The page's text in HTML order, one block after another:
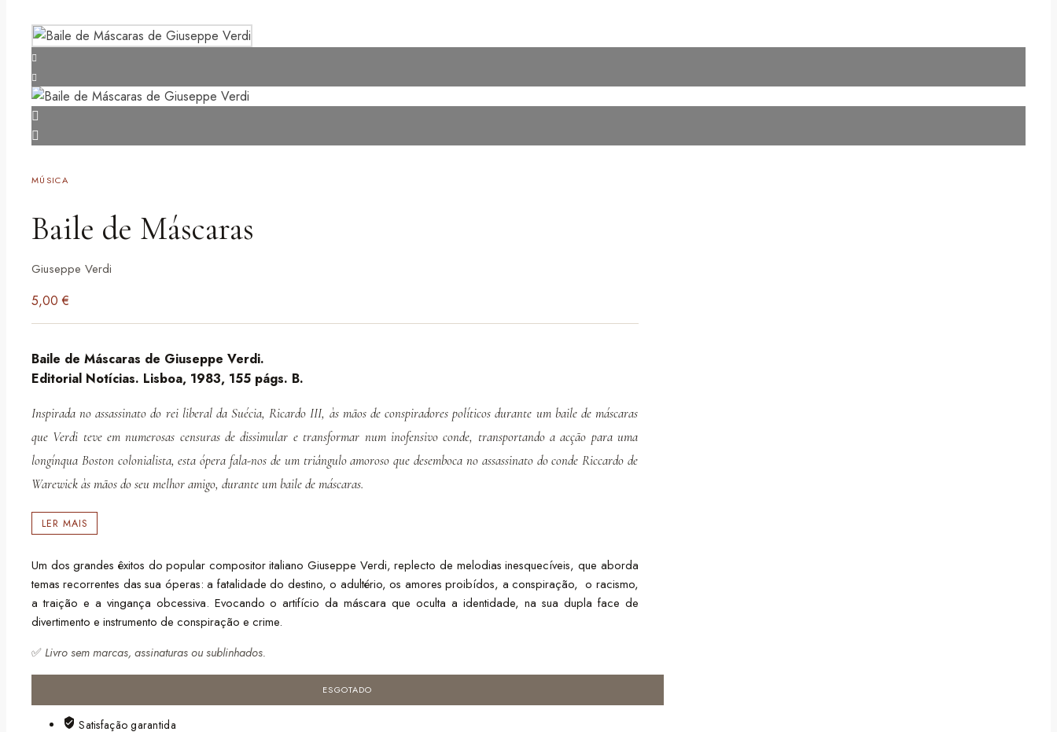
MÚSICA
Baile de Máscaras
Giuseppe Verdi
5,00€
Baile de Máscaras de Giuseppe Verdi.
Editorial Notícias. Lisboa, 1983, 155 págs. B.
Inspirada no assassinato do rei liberal da Suécia, Ricardo III, às mãos de conspiradores políticos durante um baile de máscaras
que Verdi teve em numerosas censuras de dissimular e transformar num inofensivo conde, transportando a acção para uma
longínqua Boston colonialista, esta ópera fala-nos de um triângulo amoroso que desemboca no assassinato do conde Riccardo de
Warewick às mãos do seu melhor amigo, durante um baile de máscaras.
LER MAIS
Um dos grandes êxitos do popular compositor italiano Giuseppe Verdi, replecto de melodias inesquecíveis, que aborda
temas recorrentes das sua óperas: a fatalidade do destino, o adultério, os amores proibídos, a conspiração, o racismo,
a traição e a vingança obcessiva. Evocando o artifício da máscara que oculta a identidade, na sua dupla face de
divertimento e instrumento de conspiração e crime.
✅Livro sem marcas, assinaturas ou sublinhados.
ESGOTADO
Satisfação garantida